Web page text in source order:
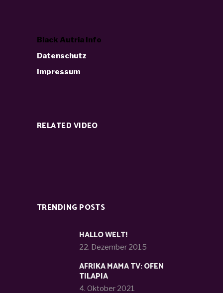
Black Autria Info
Datenschutz
Impressum
RELATED VIDEO
TRENDING POSTS
HALLO WELT!
22. Dezember 2015
AFRIKA MAMA TV: OFEN
TILAPIA
4. Oktober 2021